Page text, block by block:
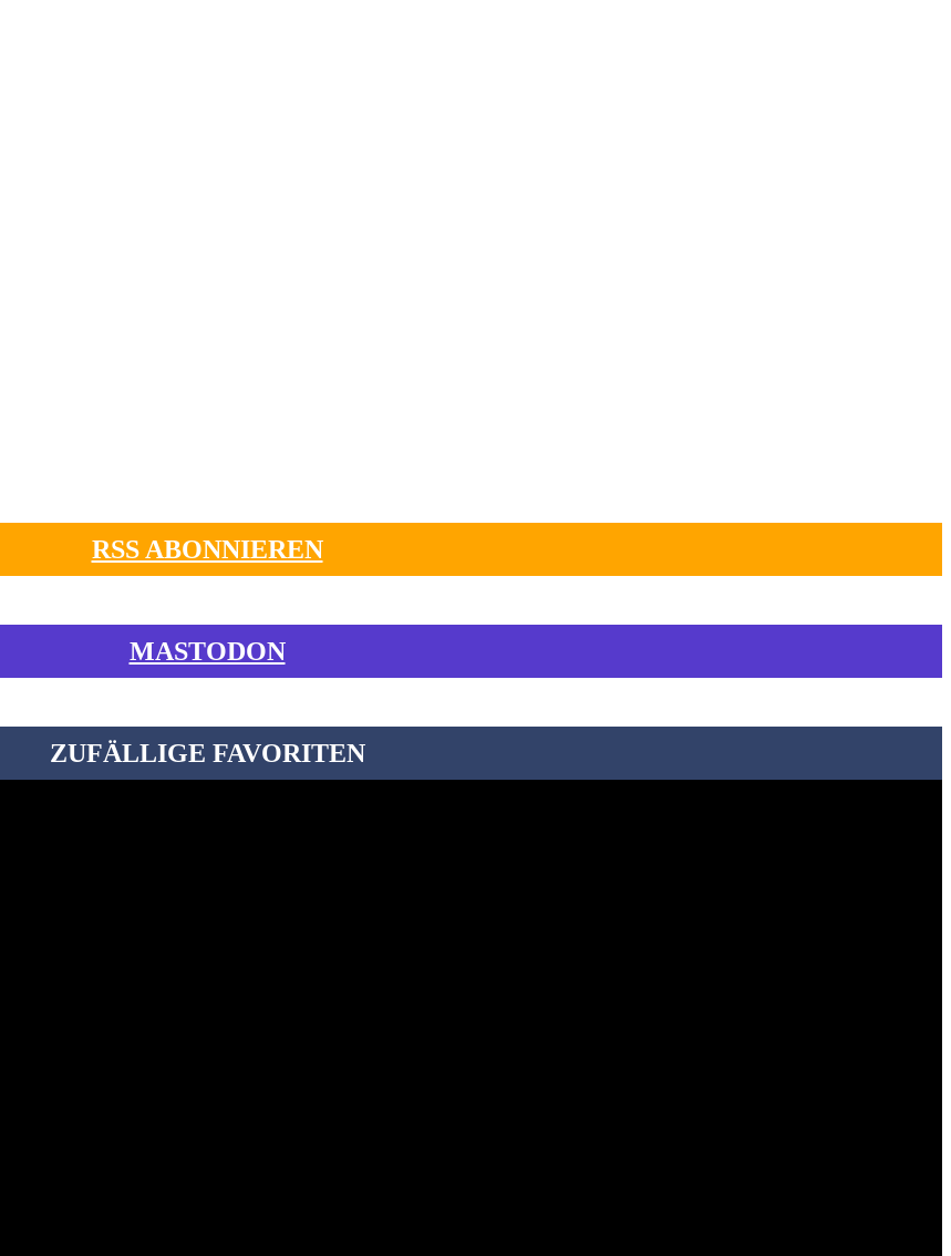
RSS ABONNIEREN
MASTODON
ZUFÄLLIGE FAVORITEN